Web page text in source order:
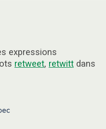
expressions
retweet, retwitt dans